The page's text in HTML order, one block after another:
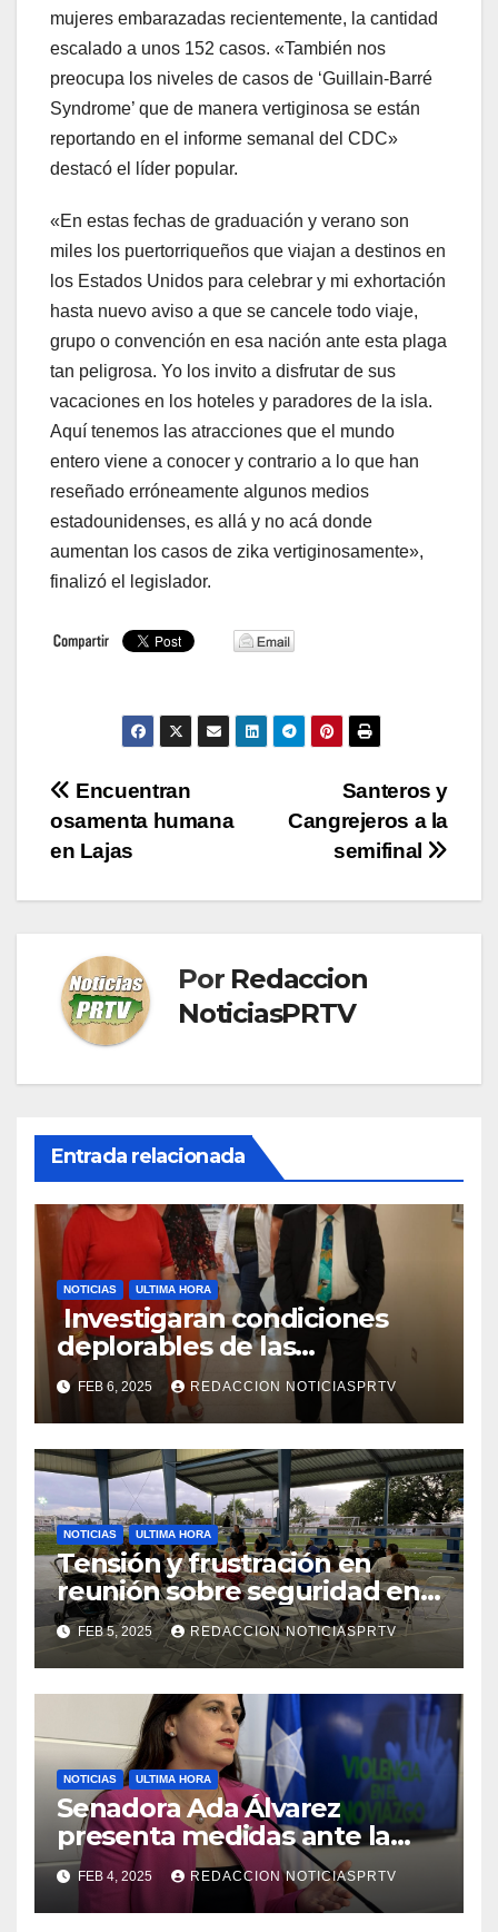
mujeres embarazadas recientemente, la cantidad
escalado a unos 152 casos. «También nos
preocupa los niveles de casos de ‘Guillain-Barré
Syndrome’ que de manera vertiginosa se están
reportando en el informe semanal del CDC»
destacó el líder popular.
«En estas fechas de graduación y verano son
miles los puertorriqueños que viajan a destinos en
los Estados Unidos para celebrar y mi exhortación
hasta nuevo aviso a que se cancele todo viaje,
grupo o convención en esa nación ante esta plaga
tan peligrosa. Yo los invito a disfrutar de sus
vacaciones en los hoteles y paradores de la isla.
Aquí tenemos las atracciones que el mundo
entero viene a conocer y contrario a lo que han
reseñado erróneamente algunos medios
estadounidenses, es allá y no acá donde
aumentan los casos de zika vertiginosamente»,
finalizó el legislador.
Navegación
de
entradas
Santeros y
Cangrejeros a la
semifinal
Encuentran
osamenta humana
en Lajas
Por Redaccion
NoticiasPRTV
Entrada relacionada
NOTICIAS ULTIMA HORA
Investigaran condiciones
deplorables de las
facilidades el Departamento
de la Salud en Mayagüez
FEB 6, 2025 REDACCION NOTICIASPRTV
NOTICIAS ULTIMA HORA
Tensión y frustración en
reunión sobre seguridad en
Reparto Metropolitano
FEB 5, 2025 REDACCION NOTICIASPRTV
NOTICIAS ULTIMA HORA
Senadora Ada Álvarez
presenta medidas ante la
violencia en el noviazgo
FEB 4, 2025 REDACCION NOTICIASPRTV